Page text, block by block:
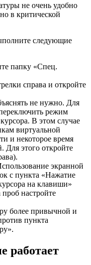
не очень удобно
в критической
следующие
папку «Спец.
справа и откройте
не нужно. Для
режим
В этом случае
виртуальной
и некоторое время
Для этого откройте
экранной
с пункта «Нажатие
на клавиши»
настройте
более привычной и
пункта
работает